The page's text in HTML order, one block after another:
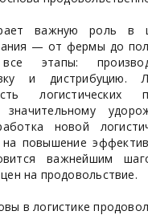
важную роль в
— от фермы до
этапы:
и
логистических
новой
на повышение
важнейшим
на продовольствие.
в логистике